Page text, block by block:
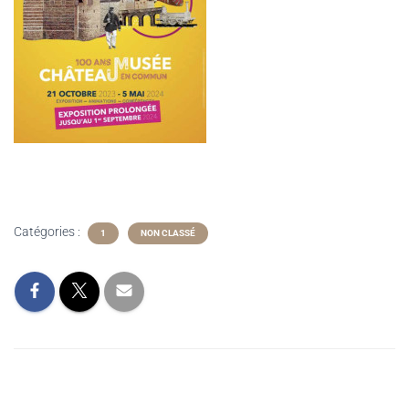
Catégories : 1 NON CLASSÉ